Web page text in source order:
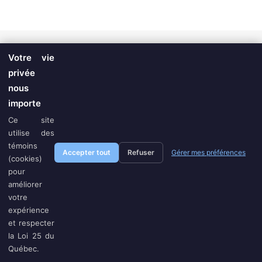
Support à lunette clip double pour rétroviseur de
514.434.8777
Distribution Revtronik © | Tous droits réservés | Conception:Adsynk
Marketing Électronique
Votre vie
privée
nous
importe
Ce site
utilise des
témoins
(cookies)
pour
améliorer
votre
expérience
et respecter
la Loi 25 du
Québec.
Accepter tout Refuser Gérer mes préférences